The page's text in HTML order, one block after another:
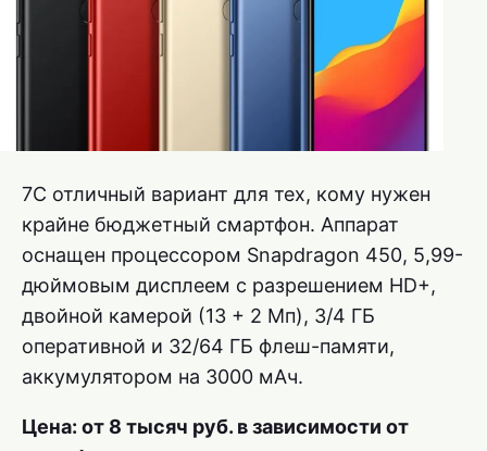
7C отличный вариант для тех, кому нужен
крайне бюджетный смартфон. Аппарат
оснащен процессором Snapdragon 450, 5,99-
дюймовым дисплеем с разрешением HD+,
двойной камерой (13 + 2 Мп), 3/4 ГБ
оперативной и 32/64 ГБ флеш-памяти,
аккумулятором на 3000 мАч.
Цена: от 8 тысяч руб. в зависимости от